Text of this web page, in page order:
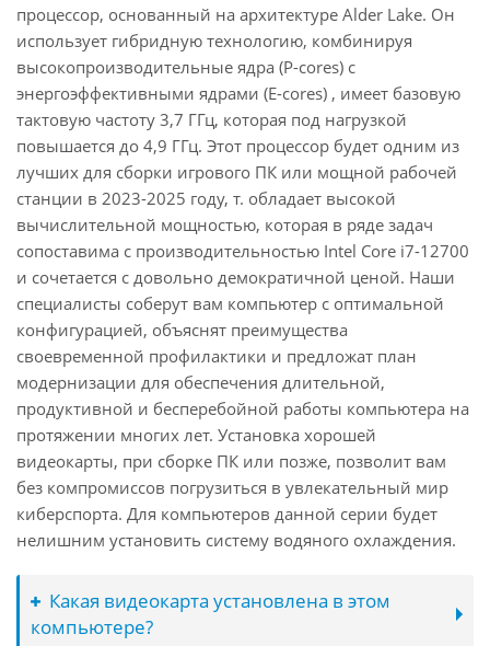
процессор, основанный на архитектуре Alder Lake. Он
использует гибридную технологию, комбинируя
высокопроизводительные ядра (P-cores) с
энергоэффективными ядрами (E-cores) , имеет базовую
тактовую частоту 3,7 ГГц, которая под нагрузкой
повышается до 4,9 ГГц. Этот процессор будет одним из
лучших для сборки игрового ПК или мощной рабочей
станции в 2023-2025 году, т. обладает высокой
вычислительной мощностью, которая в ряде задач
сопоставима с производительностью Intel Core i7-12700
и сочетается с довольно демократичной ценой. Наши
специалисты соберут вам компьютер с оптимальной
конфигурацией, объяснят преимущества
своевременной профилактики и предложат план
модернизации для обеспечения длительной,
продуктивной и бесперебойной работы компьютера на
протяжении многих лет. Установка хорошей
видеокарты, при сборке ПК или позже, позволит вам
без компромиссов погрузиться в увлекательный мир
киберспорта. Для компьютеров данной серии будет
нелишним установить систему водяного охлаждения.
Какая видеокарта установлена в этом
компьютере?